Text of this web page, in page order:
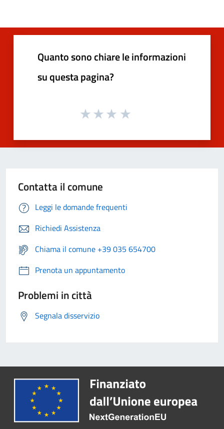
Quanto sono chiare le informazioni
su questa pagina?
Contatta il comune
Leggi le domande frequenti
Richiedi Assistenza
Chiama il comune +39 035 654700
Prenota un appuntamento
Problemi in città
Segnala disservizio